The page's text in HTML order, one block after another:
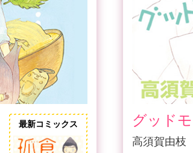
最新コミックス グッド
高須賀由枝